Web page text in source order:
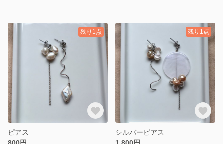
残り1点
ピアス
800円
残り1点
シルバーピアス
1,800円